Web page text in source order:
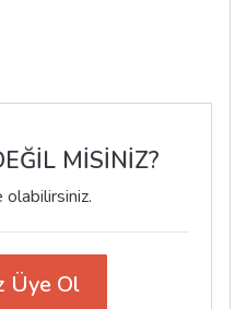
MİSİNİZ?
olabilirsiniz.
Üye Ol